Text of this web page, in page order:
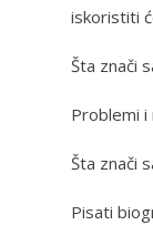
iskoristiti
Šta znači
Problemi i
Šta znači
Pisati